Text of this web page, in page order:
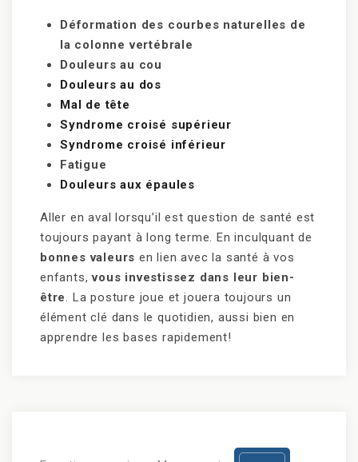
Déformation des courbes naturelles de
la colonne vertébrale
Douleurs au cou
Douleurs au dos
Mal de tête
Syndrome croisé supérieur
Syndrome croisé inférieur
Fatigue
Douleurs aux épaules
Aller en aval lorsqu’il est question de santé est
toujours payant à long terme. En inculquant de
bonnes valeurs en lien avec la santé à vos
enfants,vous investissez dans leur bien-
être. La posture joue et jouera toujours un
élément clé dans le quotidien, aussi bien en
apprendre les bases rapidement!